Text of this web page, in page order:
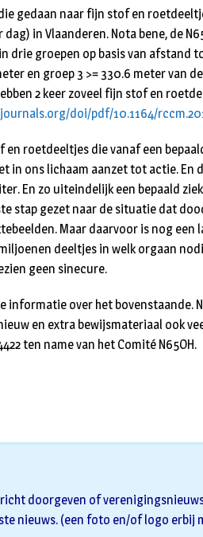
gedaan naar fijn stof en
in Vlaanderen. Nota bene, de
drie groepen op basis van afstand
en groep 3 >= 330.6 meter van
2 keer zoveel fijn stof en
doi/pdf/10.1164/
roetdeeltjes die vanaf een
ons lichaam aanzet tot actie. En
En zo uiteindelijk een bepaald
stap gezet naar de situatie dat
Maar daar­voor is nog een
deeltjes in welk orgaan
geen sinecure.
over het bovenstaande.
en extra bewijsmateriaal ook
ten name van het Comité N65OH.
doorgeven of
nieuws. (een foto en/of logo erbij